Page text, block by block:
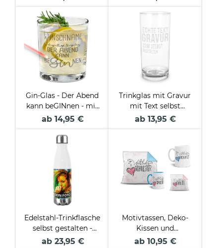
Gin-Glas - Der Abend
kann beGINnen - mit
Name
ab 14,95 €
Trinkglas mit Gravur
mit Text selbst
gestalten
ab 13,95 €
Edelstahl-Trinkflasche
selbst gestalten -
weiß - in 500 ml und
ab 23,95 €
Motivtassen, Deko-
Kissen und
Geschenke-Sets für
ab 10,95 €